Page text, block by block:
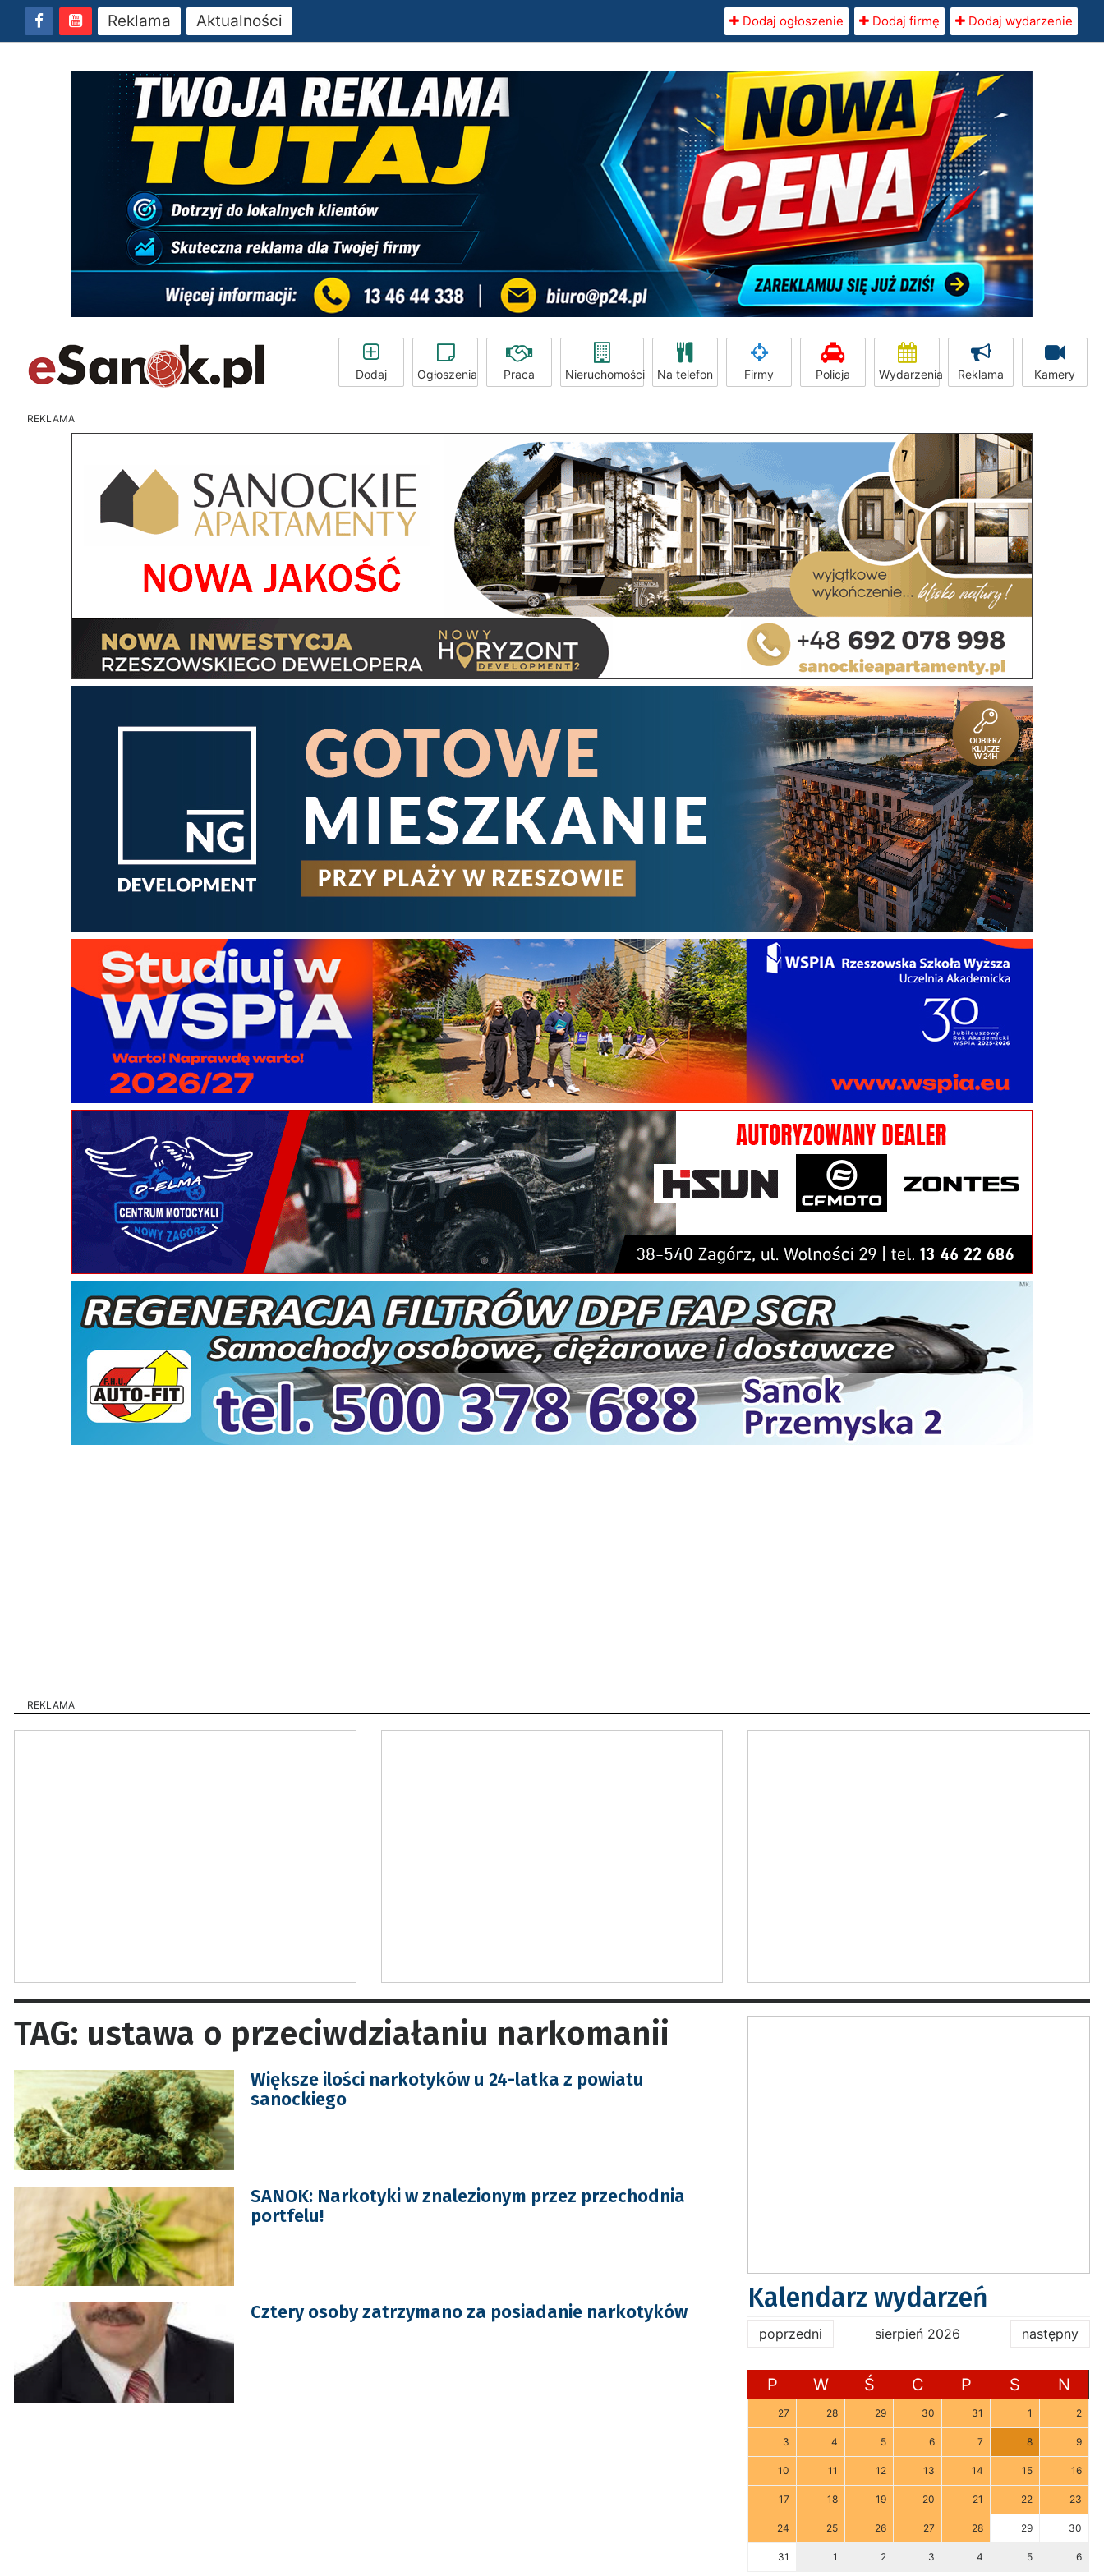
Reklama Aktualności Dodaj ogłoszenie Dodaj firmę Dodaj wydarzenie
Dodaj Ogłoszenia Praca Nieruchomości Na telefon Firmy Policja Wydarzenia Reklama Kamery
REKLAMA
REKLAMA
TAG: ustawa o przeciwdziałaniu narkomanii
Większe ilości narkotyków u 24-latka z powiatu
sanockiego
SANOK: Narkotyki w znalezionym przez przechodnia
portfelu!
Cztery osoby zatrzymano za posiadanie narkotyków Kalendarz wydarzeń
poprzedni sierpień 2026 następny
P W Ś C P S N
27 28 29 30 31 1 2
3 4 5 6 7 8 9
10 11 12 13 14 15 16
17 18 19 20 21 22 23
24 25 26 27 28 29 30
31 1 2 3 4 5 6